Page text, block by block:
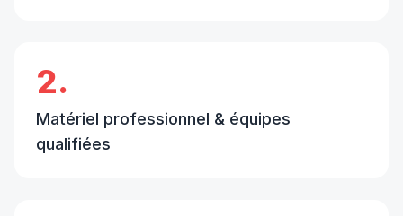
2.
Matériel professionnel & équipes
qualifiées